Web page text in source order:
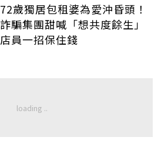
72歲獨居包租婆為愛沖昏頭！
詐騙集團甜喊「想共度餘生」
店員一招保住錢